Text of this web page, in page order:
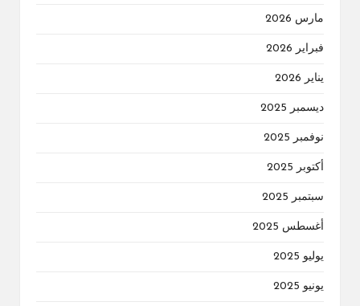
مارس 2026
فبراير 2026
يناير 2026
ديسمبر 2025
نوفمبر 2025
أكتوبر 2025
سبتمبر 2025
أغسطس 2025
يوليو 2025
يونيو 2025